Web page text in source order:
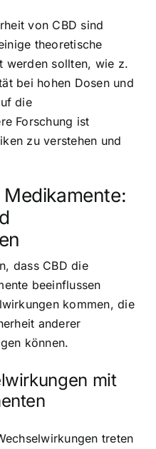
von CBD sind
theoretische
werden sollten, wie z.
bei hohen Dosen und
die
Forschung ist
zu verstehen und
dass CBD die
beeinflussen
kommen, die
anderer
können.
mit
treten